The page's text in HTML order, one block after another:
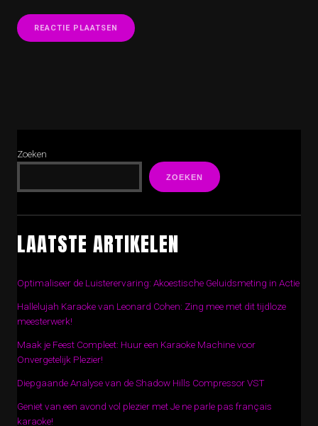
Zoeken
ZOEKEN
LAATSTE ARTIKELEN
Optimaliseer de Luisterervaring: Akoestische Geluidsmeting in Actie
Hallelujah Karaoke van Leonard Cohen: Zing mee met dit tijdloze
meesterwerk!
Maak je Feest Compleet: Huur een Karaoke Machine voor
Onvergetelijk Plezier!
Diepgaande Analyse van de Shadow Hills Compressor VST
Geniet van een avond vol plezier met Je ne parle pas français
karaoke!